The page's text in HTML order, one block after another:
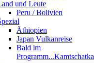
und Leute
Peru / Bolivien
Äthiopien
Japan Vulkanreise
Bald im
Programm...Kamtschatka